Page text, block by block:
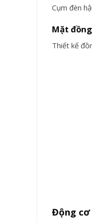
Cụm đèn
Mặt
Thiết kế
Động cơ